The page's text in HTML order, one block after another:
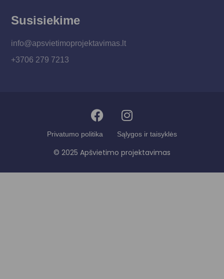
Susisiekime
info@apsvietimoprojektavimas.lt
+3706 279 7213
Privatumo politika Sąlygos ir taisyklės
© 2025 Apšvietimo projektavimas